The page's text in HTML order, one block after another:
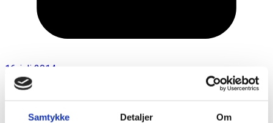
Samtykke Detaljer Om
16. juli 2014